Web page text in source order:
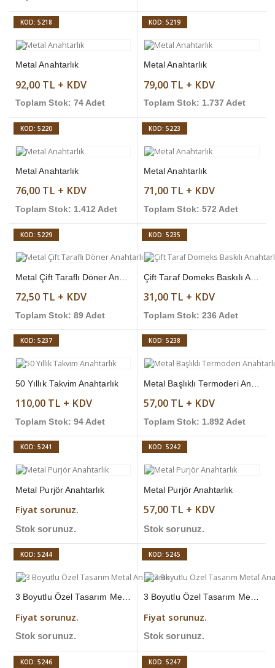
KOD: 5218
Metal Anahtarlık
92,00 TL + KDV
Toplam Stok: 74 Adet
KOD: 5219
Metal Anahtarlık
79,00 TL + KDV
Toplam Stok: 1.737 Adet
KOD: 5220
Metal Anahtarlık
76,00 TL + KDV
Toplam Stok: 1.412 Adet
KOD: 5223
Metal Anahtarlık
71,00 TL + KDV
Toplam Stok: 572 Adet
KOD: 5229
72,50 TL + KDV
Toplam Stok: 89 Adet
KOD: 5235
Çift Taraf Domeks Baskılı Anahtarlık
31,00 TL + KDV
Toplam Stok: 236 Adet
KOD: 5237
50 Yıllık Takvim Anahtarlık
110,00 TL + KDV
Toplam Stok: 94 Adet
KOD: 5238
57,00 TL + KDV
Toplam Stok: 1.892 Adet
KOD: 5241
Metal Purjör Anahtarlık
Fiyat sorunuz.
Stok sorunuz.
KOD: 5242
Metal Purjör Anahtarlık
57,00 TL + KDV
Stok sorunuz.
KOD: 5244
3 Boyutlu Özel Tasarım Metal Anahtarlık
Fiyat sorunuz.
Stok sorunuz.
KOD: 5245
3 Boyutlu Özel Tasarım Metal Anahtarlık
Fiyat sorunuz.
Stok sorunuz.
KOD: 5246 KOD: 5247